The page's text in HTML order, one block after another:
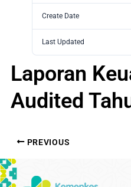
Create Date
Last Updated
Laporan
Audited
PREVIOUS